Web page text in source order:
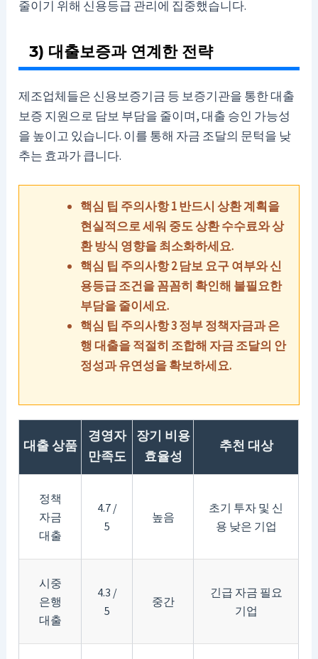
줄이기 위해 신용등급 관리에 집중했습니다.
3) 대출보증과 연계한 전략
제조업체들은 신용보증기금 등 보증기관을 통한 대출
보증 지원으로 담보 부담을 줄이며, 대출 승인 가능성
을 높이고 있습니다. 이를 통해 자금 조달의 문턱을 낮
추는 효과가 큽니다.
핵심 팁 주의사항 1 반드시 상환 계획을
현실적으로 세워 중도 상환 수수료와 상
환 방식 영향을 최소화하세요.
핵심 팁 주의사항 2 담보 요구 여부와 신
용등급 조건을 꼼꼼히 확인해 불필요한
부담을 줄이세요.
핵심 팁 주의사항 3 정부 정책자금과 은
행 대출을 적절히 조합해 자금 조달의 안
정성과 유연성을 확보하세요.
대출 상품
경영자
만족도
장기 비용
효율성
추천 대상
정책
자금
대출
4.7 /
5
높음
초기 투자 및 신
용 낮은 기업
시중
은행
대출
4.3 /
5
중간
긴급 자금 필요
기업